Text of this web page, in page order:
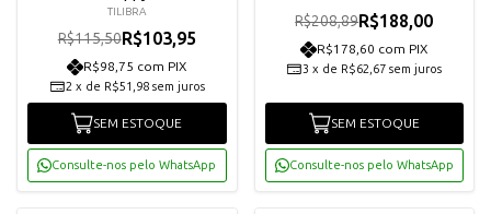
Folhas - 34285
TILIBRA
R$115,50R$103,95
R$98,75 com PIX
2 x de R$51,98 sem juros
SEM ESTOQUE
Consulte-nos pelo WhatsApp
R$208,89R$188,00
R$178,60 com PIX
3 x de R$62,67 sem juros
SEM ESTOQUE
Consulte-nos pelo WhatsApp